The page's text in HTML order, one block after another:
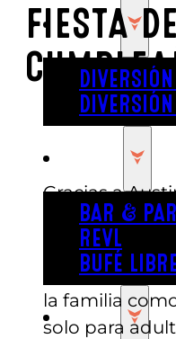
JUGAR
BAR &
REVL
BUFÉ LIBRE
FIESTA
FIESTA DE
Gracias a
fiesta de
sido tan fácil.
organizando
la familia
solo para